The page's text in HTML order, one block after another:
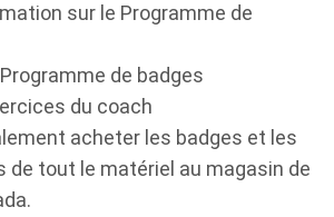
sur le Programme de
de badges
du coach
acheter les badges et les
de tout le matériel au magasin de